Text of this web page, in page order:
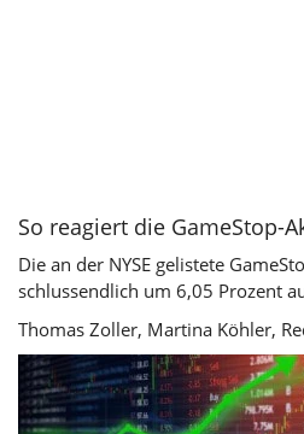
So reagiert die GameStop-
Die an der NYSE gelistete
schlussendlich um 6,05 Prozent
Thomas Zoller, Martina Köhler,